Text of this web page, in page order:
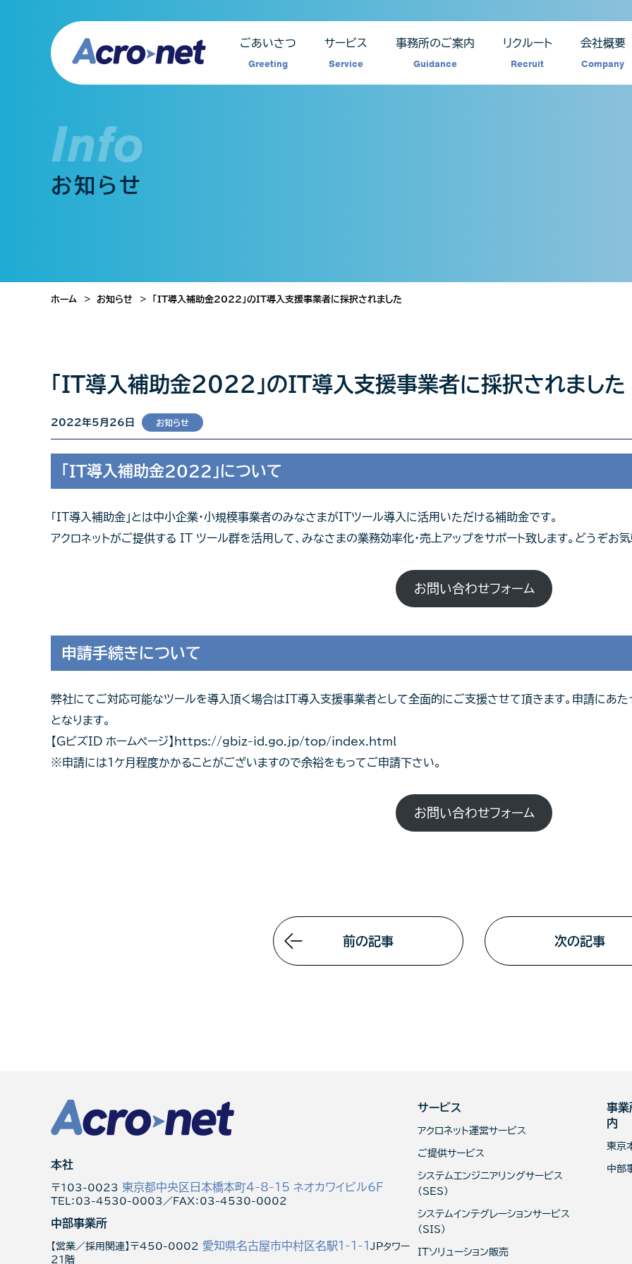
ごあいさつ
Greeting
サービス
Service
事務所のご案内
Guidance
リクルート
Recruit
会社概要
Company
Info
お知らせ
ホーム お知らせ 「IT導入補助金2022」のIT導入支援事業者に採択されました
「IT導入補助金2022」のIT導入支援事業者に採択されました
2022年5月26日 お知らせ
「IT導入補助金2022」について
「IT導入補助金」とは中小企業・小規模事業者のみなさまがITツール導入に活用いただける補助金です。
アクロネットがご提供する IT ツール群を活用して、みなさまの業務効率化・売上アップをサポート致します。どうぞお
お問い合わせフォーム
申請手続きについて
弊社にてご対応可能なツールを導入頂く場合はIT導入支援事業者として全面的にご支援させて頂きます。申請にあた
となります。
【GビズID ホームページ】 https://gbiz-id.go.jp/top/index.html
※申請には1ケ月程度かかることがございますので余裕をもってご申請下さい。
お問い合わせフォーム
前の記事 次の記事
本社
〒103-0023 東京都中央区日本橋本町4-8-15 ネオカワイビル6F
TEL：03-4530-0003／FAX：03-4530-0002
中部事業所
【営業／採用関連】〒450-0002 愛知県名古屋市中村区名駅1-1-1 JPタワー
21階
サービス
アクロネット運営サービス
ご提供サービス
システムエンジニアリングサービス
(SES)
システムインテグレーションサービス
（SIS）
ITソリューション販売
事業
内
東京
中部